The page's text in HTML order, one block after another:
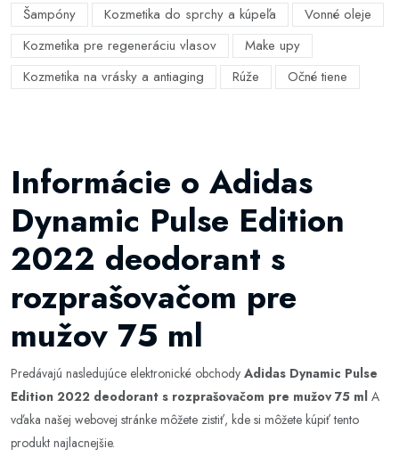
Šampóny
Kozmetika do sprchy a kúpeľa
Vonné oleje
Kozmetika pre regeneráciu vlasov
Make upy
Kozmetika na vrásky a antiaging
Rúže Očné tiene
Informácie o Adidas
Dynamic Pulse Edition
2022 deodorant s
rozprašovačom pre
mužov 75 ml
Predávajú nasledujúce elektronické obchody Adidas Dynamic Pulse
Edition 2022 deodorant s rozprašovačom pre mužov 75 ml A
vďaka našej webovej stránke môžete zistiť, kde si môžete kúpiť tento
produkt najlacnejšie.